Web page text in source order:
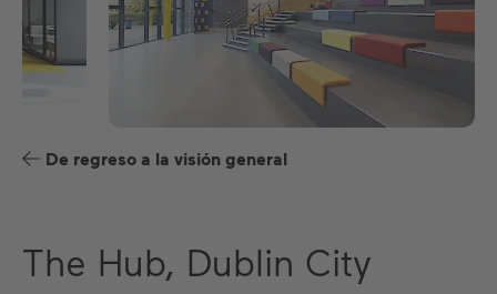
De regreso a la visión general
The Hub, Dublin City